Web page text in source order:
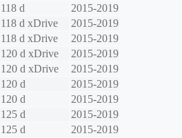
118 d
2015-2019
118 d xDrive
2015-2019
118 d xDrive
2015-2019
120 d xDrive
2015-2019
120 d xDrive
2015-2019
120 d
2015-2019
120 d
2015-2019
125 d
2015-2019
125 d
2015-2019